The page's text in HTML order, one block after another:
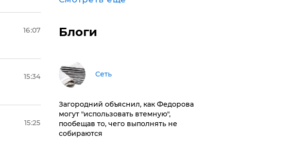
16:07
15:34
15:25
Блоги
Сеть
Загородний объяснил, как Федорова
могут "использовать втемную",
пообещав то, чего выполнять не
собираются